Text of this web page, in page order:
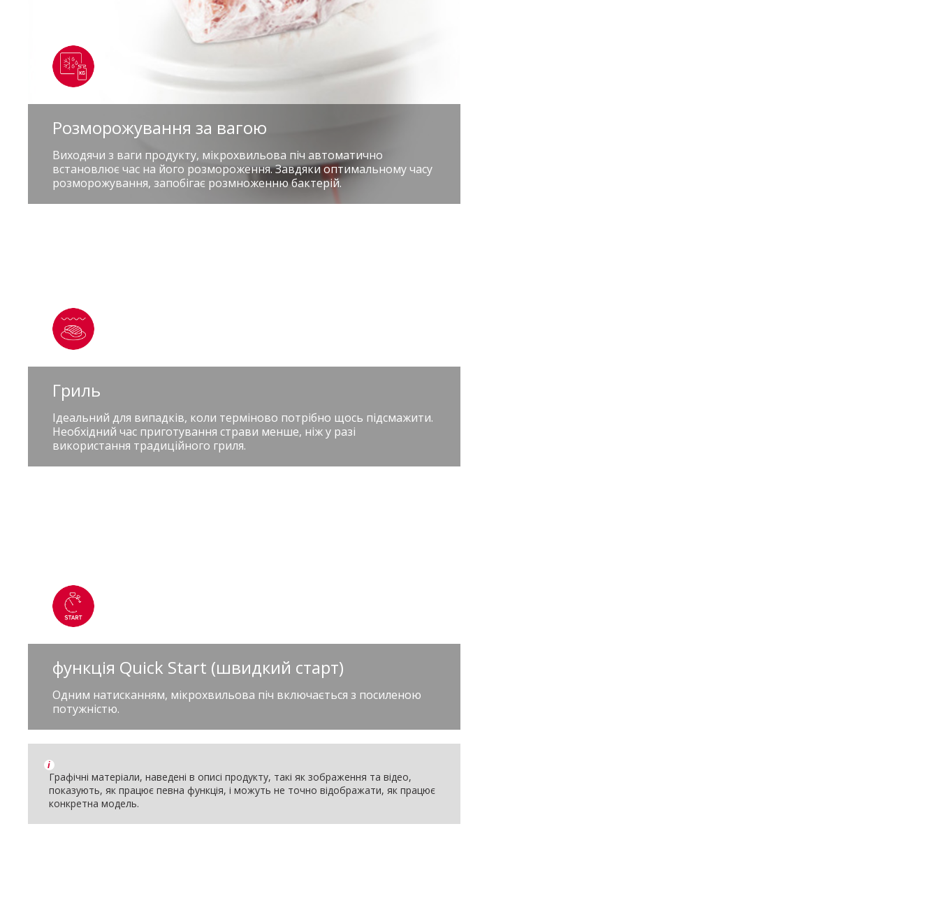
Розморожування за вагою
Виходячи з ваги продукту, мікрохвильова піч автоматично
встановлює час на його розмороження. Завдяки оптимальному часу
розморожування, запобігає розмноженню бактерій.
Гриль
Ідеальний для випадків, коли терміново потрібно щось підсмажити.
Необхідний час приготування страви менше, ніж у разі
використання традиційного гриля.
функція Quick Start (швидкий старт)
Одним натисканням, мікрохвильова піч включається з посиленою
потужністю.
i
Графічні матеріали, наведені в описі продукту, такі як зображення та відео,
показують, як працює певна функція, і можуть не точно відображати, як працює
конкретна модель.